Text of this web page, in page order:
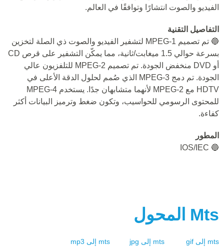
الفيديو والصوت انتشارًا وتوافقًا في العالم.
التفاصيل التقنية
🔵 تم تصميم MPEG-1 لتشفير الفيديو والصوت ذي الصلة لتخزين
بسرعة حوالي 1.5 ميغابت/ثانية، مما يمكّن التشفير على قرص CD
أو DVD منخفض الجودة. تم تصميم MPEG-2 للتلفزيون عالي
الجودة. تم دمج MPEG-3 الذي صُمم لحلول الدقة الأعلى في
HDTV مع MPEG-2 لأنهما متشابهان جدًا. يستخدم MPEG-4
للمحتوى الرسومي للحواسيب، وتكون ضغط وترميز البيانات أكثر
كفاءة.
المطور
🔵 IOS/IEC
Mts المحول
mts إلى gif
mts إلى jpg
mts إلى mp3